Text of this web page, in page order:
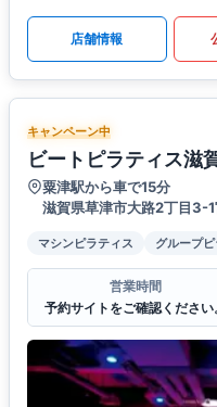
店舗情報
キャンペーン中
ビートピラティス滋
粟津駅から車で15分
滋賀県草津市大路2丁目3-
マシンピラティス グループ
営業時間
予約サイトをご確認ください。